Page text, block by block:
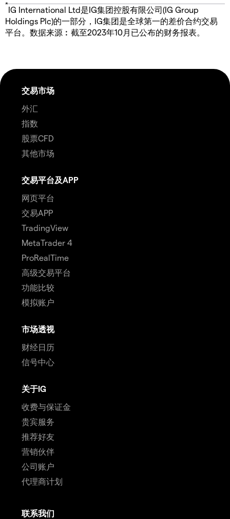
*
IG International Ltd是IG集团控股有限公司(IG Group
Holdings Plc)的一部分，IG集团是全球第一的差价合约交易
平台。数据来源︰截至2023年10月已公布的财务报表。
交易市场
外汇
指数
股票CFD
其他市场
交易平台及APP
网页平台
交易APP
TradingView
MetaTrader 4
ProRealTime
高级交易平台
功能比较
模拟账户
市场透视
财经日历
信号中心
关于IG
收费与保证金
贵宾服务
推荐好友
营销伙伴
公司账户
代理商计划
联系我们